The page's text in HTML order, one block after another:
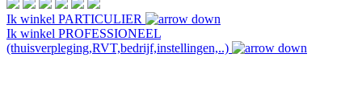
Ik winkel PARTICULIER
Ik winkel PROFESSIONEEL
(thuisverpleging,RVT,bedrijf,instellingen,..)